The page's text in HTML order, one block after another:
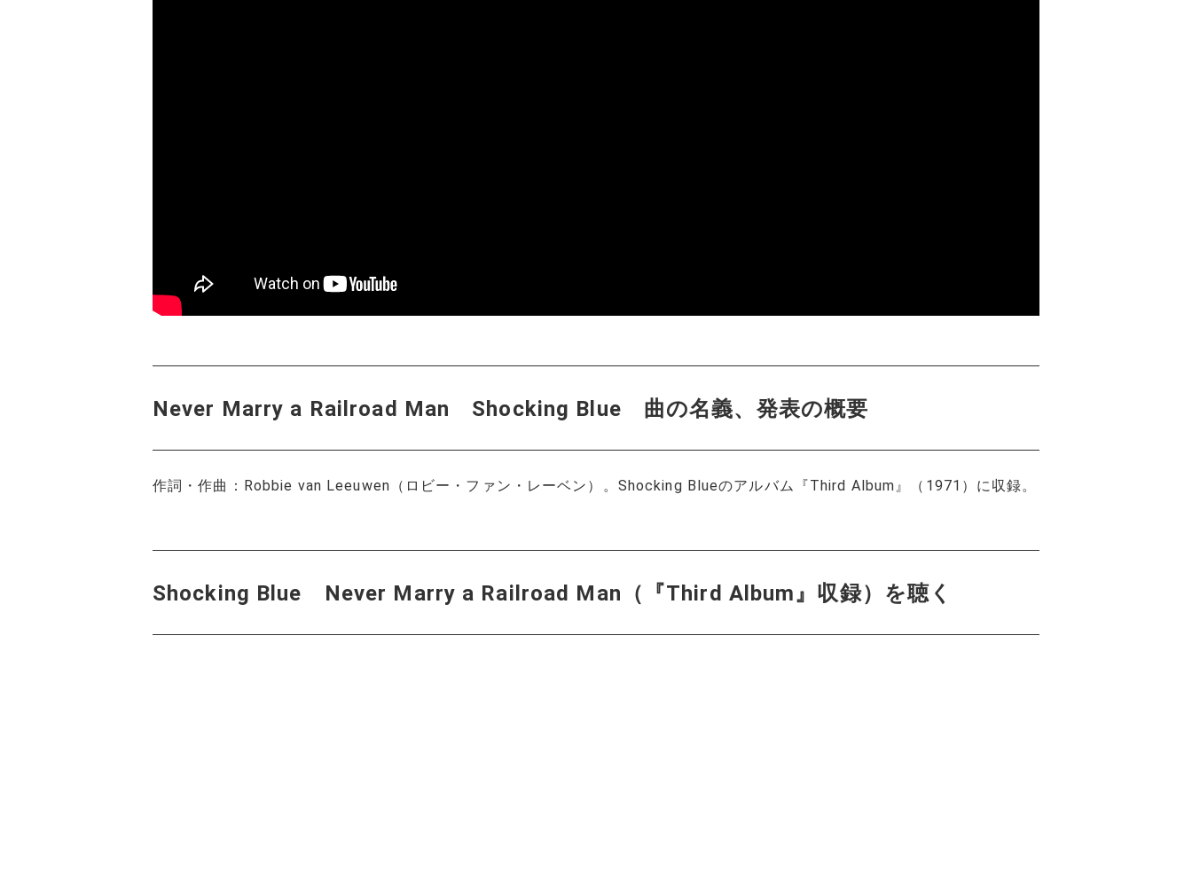
Never Marry a Railroad Man Shocking Blue 曲の名義、発表の概要
作詞・作曲：Robbie van Leeuwen（ロビー・ファン・レーベン）。Shocking Blueのアルバム『Third Album』（1971）に収録。
Shocking Blue Never Marry a Railroad Man（『Third Album』収録）を聴く